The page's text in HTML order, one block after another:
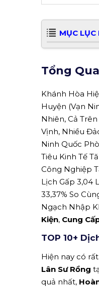
MỤC LỤC
Tổng
Khánh Hòa
Huyện (Vạn
Nhiên, Cả
Vịnh, Nhiều
Ninh Quốc
Tiêu Kinh Tế
Công Nghiệp
Lịch Gấp 3,04
33,37% So
Ngạch Nhập
Kiện, Cung
TOP 10+
Hiện nay có
Lân Sư Rồng
quả nhất,